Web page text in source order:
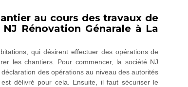
au cours des travaux de
Rénovation Génarale à La
qui désirent effectuer des opérations de
les chantiers. Pour commencer, la société NJ
des opérations au niveau des autorités
délivré pour cela. Ensuite, il faut sécuriser le